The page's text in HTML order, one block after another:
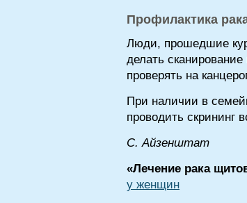
Профилактика
Люди, прошедшие
делать
проверять на
При наличии в
проводить скрининг
С. Айзенштат
«Лечение рака
у женщин